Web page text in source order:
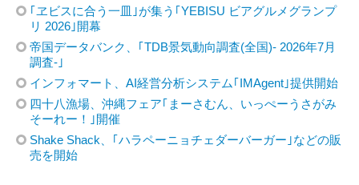
｢ヱビスに合う一皿｣が集う｢YEBISU ビアグルメグランプ
リ 2026｣開幕
帝国データバンク、｢TDB景気動向調査(全国)- 2026年7月
調査-｣
インフォマート、AI経営分析システム｢IMAgent｣提供開始
四十八漁場、沖縄フェア｢まーさむん、いっぺーうさがみ
そーれー！｣開催
Shake Shack、｢ハラペーニョチェダーバーガー｣などの販
売を開始